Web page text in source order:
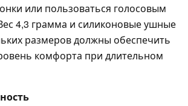
или пользоваться голосовым
4,3 грамма и силиконовые ушные
размеров должны обеспечить
комфорта при длительном